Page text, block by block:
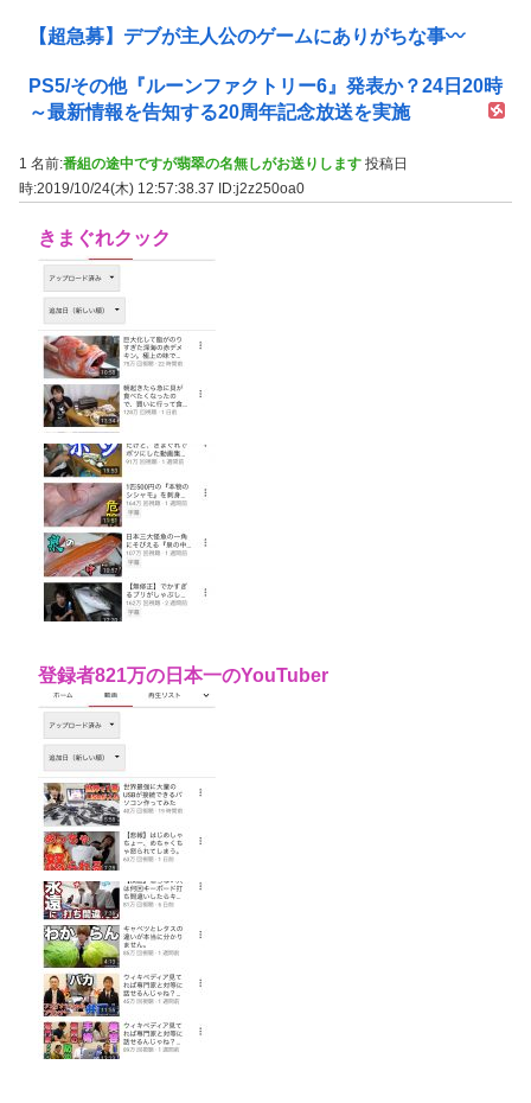
【超急募】デブが主人公のゲームにありがちな事〰
PS5/その他『ルーンファクトリー6』発表か？24日20時
～最新情報を告知する20周年記念放送を実施
1 名前:番組の途中ですが翡翠の名無しがお送りします 投稿日
時:2019/10/24(木) 12:57:38.37
ID:j2z250oa0
きまぐれクック
登録者821万の日本一のYouTuber